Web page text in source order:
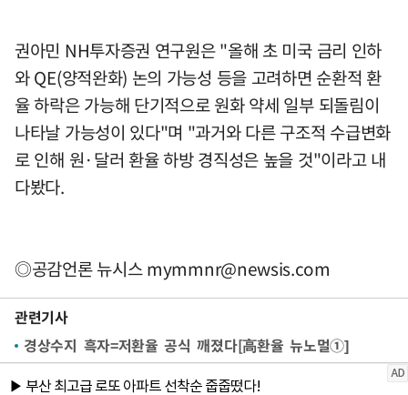
권아민 NH투자증권 연구원은 "올해 초 미국 금리 인하
와 QE(양적완화) 논의 가능성 등을 고려하면 순환적 환
율 하락은 가능해 단기적으로 원화 약세 일부 되돌림이
나타날 가능성이 있다"며 "과거와 다른 구조적 수급변화
로 인해 원·달러 환율 하방 경직성은 높을 것"이라고 내
다봤다.
◎공감언론 뉴시스mymmnr@newsis.com
관련기사
경상수지 흑자=저환율 공식 깨졌다[高환율 뉴노멀①]